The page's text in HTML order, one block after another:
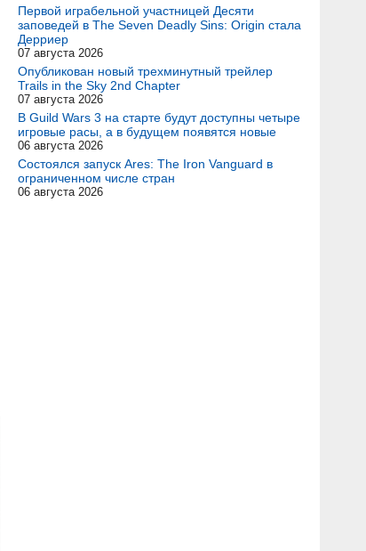
Первой играбельной участницей Десяти
заповедей в The Seven Deadly Sins: Origin стала
Дерриер
07 августа 2026
Опубликован новый трехминутный трейлер
Trails in the Sky 2nd Chapter
07 августа 2026
В Guild Wars 3 на старте будут доступны четыре
игровые расы, а в будущем появятся новые
06 августа 2026
Состоялся запуск Ares: The Iron Vanguard в
ограниченном числе стран
06 августа 2026